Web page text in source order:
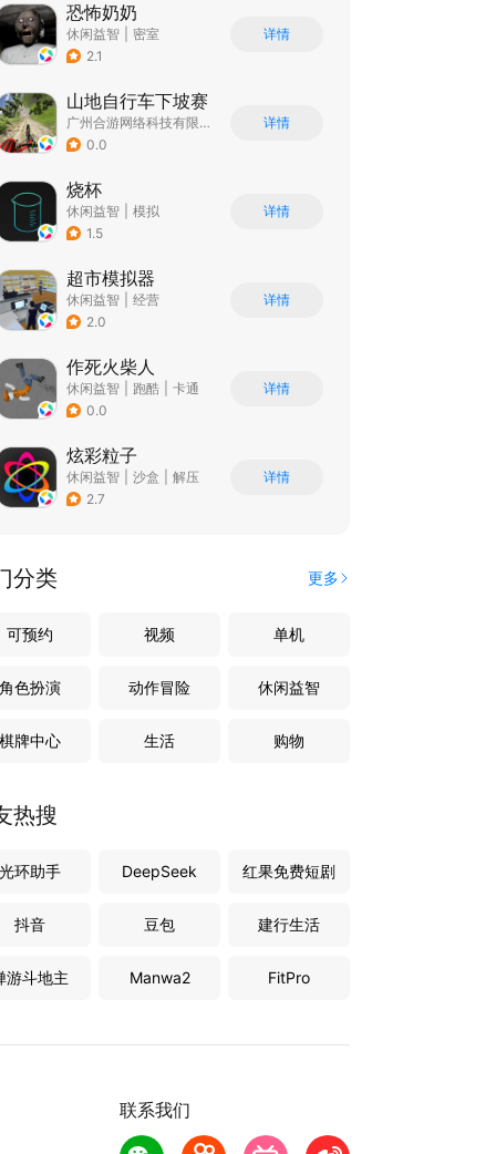
恐怖奶奶
休闲益智
密室
| 恐怖奶奶
2.1
详情
山地自行车下坡赛
广州合游网络科技有限公司
0.0
详情
烧杯
休闲益智
模拟
| 学习教育
1.5
详情
超市模拟器
休闲益智
经营
| 文字游戏
2.0
详情
作死火柴人
休闲益智 跑酷
卡通
| 62游戏
0.0
详情
炫彩粒子
休闲益智 沙盒
解压
| 像素风
2.7
详情
分类 更多
可预约 视频 单机
角色扮演 动作冒险 休闲益智
棋牌中心 生活 购物
热搜
光环助手 DeepSeek 红果免费短剧
抖音 豆包 建行生活
游斗地主 Manwa2 FitPro
联系我们